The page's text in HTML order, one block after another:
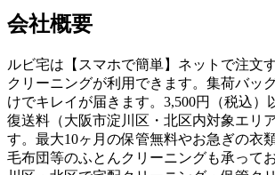
会社概要
ルビ宅は【スマホで簡単】ネットで注文
クリーニングが利用できます。集荷バッ
けでキレイが届きます。3,500円（税込）
復送料（大阪市淀川区・北区内対象エリ
す。最大10ヶ月の保管無料やお急ぎの衣
毛布団等のふとんクリーニングも承って